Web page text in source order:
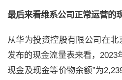
最后来看维系公司正常运营的
从华为投资控股有限公司在
发布的现金流量表来看， 2023
现金及现金等价物余额”为